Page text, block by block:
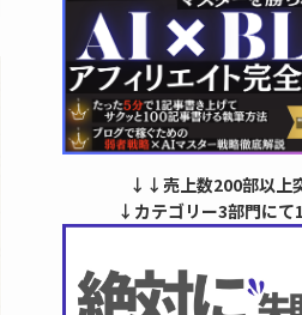
↓↓売上数200部以上
↓カテゴリー3部門にて